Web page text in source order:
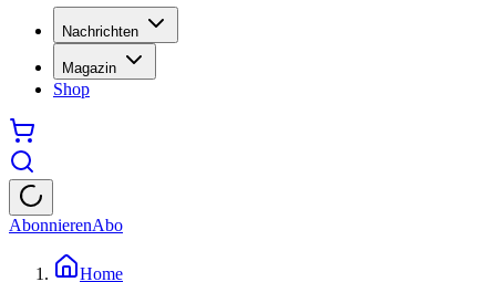
Nachrichten
Magazin
Shop
AbonnierenAbo
Home